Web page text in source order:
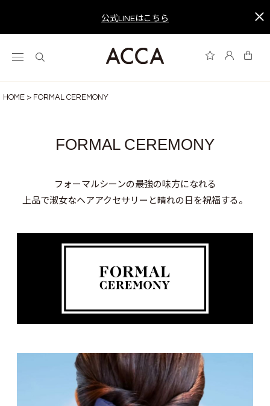
公式LINEはこちら
HOME FORMAL CEREMONY
FORMAL CEREMONY
フォーマルシーンの最強の味方になれる
上品で淑女なヘアアクセサリーと晴れの日を祝福する。